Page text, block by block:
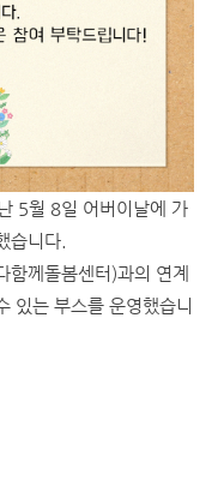
5월 8일 어버이날에 가
습니다.
께돌봄센터)과의 연계
있는 부스를 운영했습니